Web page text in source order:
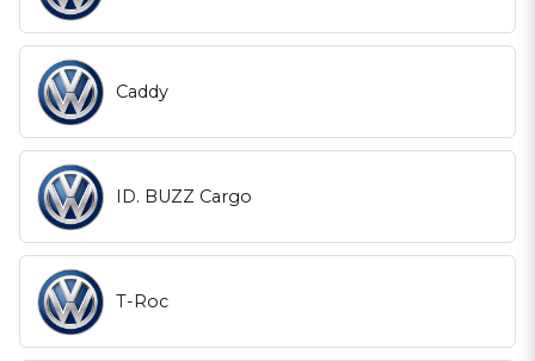
Caddy
ID. BUZZ Cargo
T-Roc